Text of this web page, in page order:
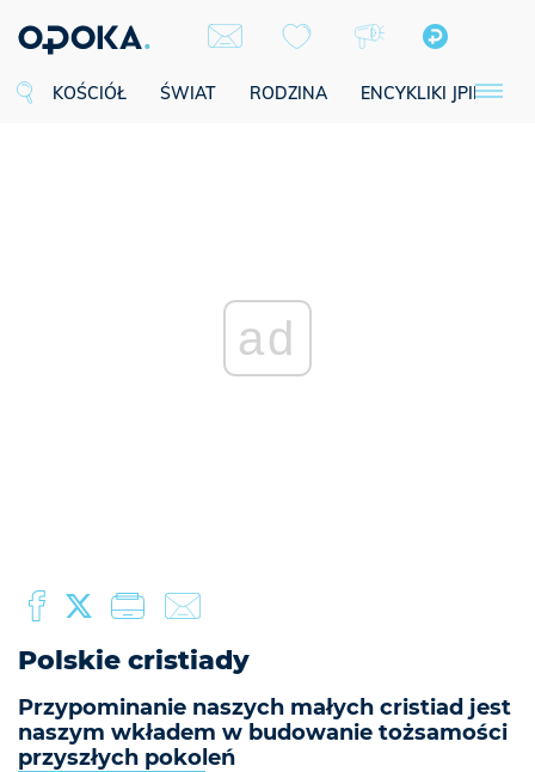
KOŚCIÓŁ ŚWIAT RODZINA ENCYKLIKI JPII
ad
Polskie cristiady
Przypominanie naszych małych cristiad jest
naszym wkładem w budowanie tożsamości
przyszłych pokoleń